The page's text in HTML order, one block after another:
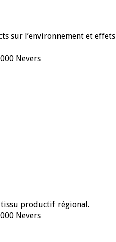
sur l’environnement et effets
Nevers
productif régional.
Nevers